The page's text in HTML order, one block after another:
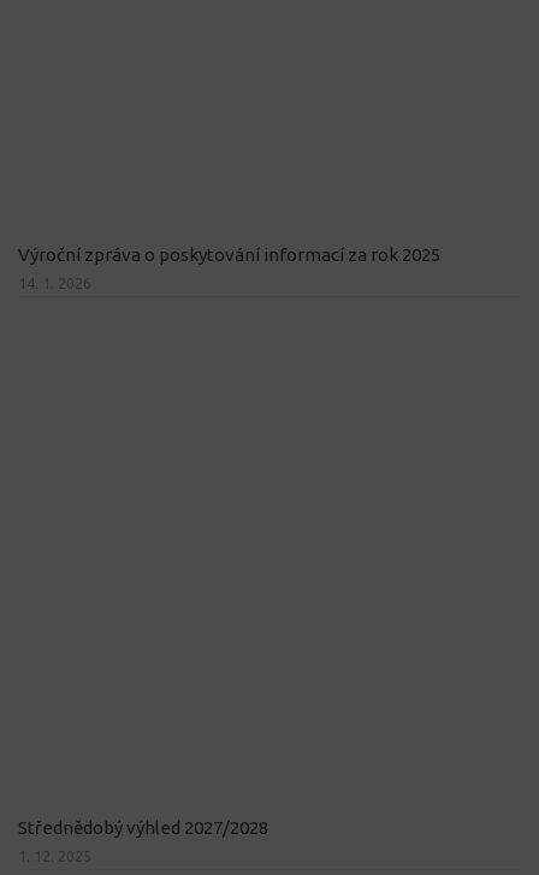
Výroční zpráva o poskytování informací za rok 2025
14. 1. 2026
Střednědobý výhled 2027/2028
1. 12. 2025